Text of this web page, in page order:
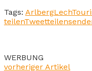
Tags: ArlbergLech
teilenTweetteilen
WERBUNG
vorheriger Artikel